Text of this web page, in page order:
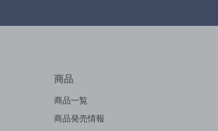
商品
商品一覧
商品発売情報